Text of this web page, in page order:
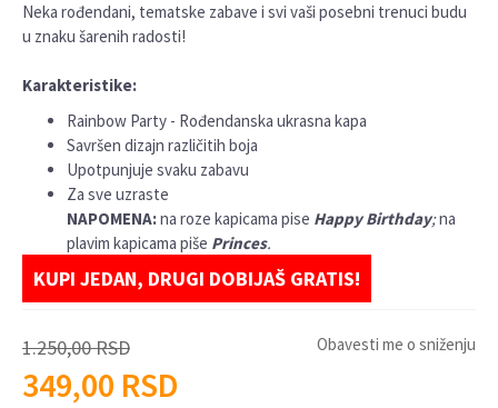
Neka rođendani, tematske zabave i svi vaši posebni trenuci budu
u znaku šarenih radosti!
Karakteristike:
Rainbow Party - Rođendanska ukrasna kapa
Savršen dizajn različitih boja
Upotpunjuje svaku zabavu
Za sve uzraste
NAPOMENA:na roze kapicama pise Happy Birthday;na
plavim kapicama piše Princes.
KUPI JEDAN, DRUGI DOBIJAŠ GRATIS!
1.250,00RSD
349,00 RSD
Obavesti me o sniženju